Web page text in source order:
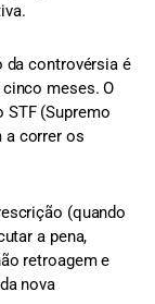
da controvérsia é
meses. O
(Supremo
a correr os
(quando
a pena,
retroagem e
nova